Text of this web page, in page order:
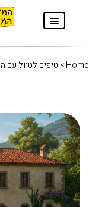
Home> טיפים לטיול עם